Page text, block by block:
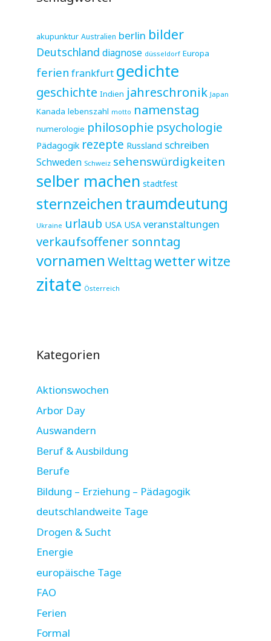
akupunktur Australien berlin bilder
Deutschland diagnose düsseldorf Europa
ferien frankfurt gedichte
geschichte Indien jahreschronik Japan
Kanada lebenszahl motto namenstag
numerologie philosophie psychologie
Pädagogik rezepte Russland schreiben
Schweden Schweiz sehenswürdigkeiten
selber machen stadtfest
sternzeichen traumdeutung
Ukraine urlaub USA USA veranstaltungen
verkaufsoffener sonntag
vornamen Welttagwetterwitze
zitate Österreich
Kategorien
Aktionswochen
Arbor Day
Auswandern
Beruf & Ausbildung
Berufe
Bildung – Erziehung – Pädagogik
deutschlandweite Tage
Drogen & Sucht
Energie
europäische Tage
FAO
Ferien
Formal